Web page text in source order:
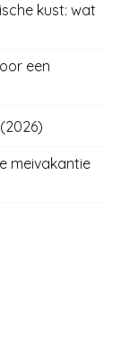
kust: wat
een
meivakantie